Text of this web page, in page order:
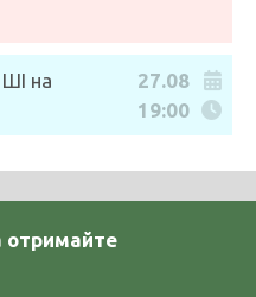
ШІ на
27.08
19:00
отримайте